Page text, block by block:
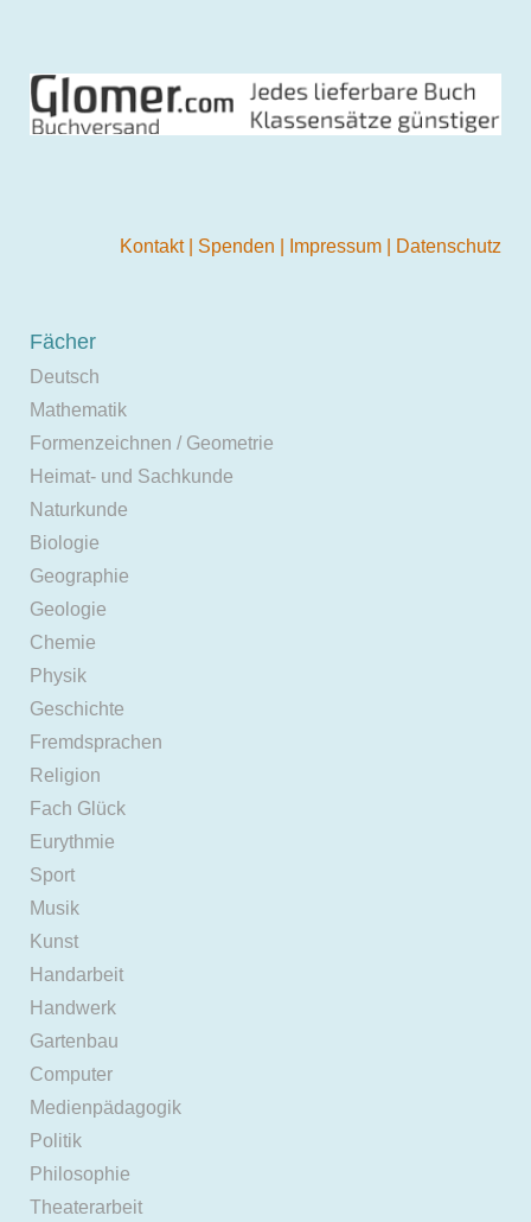
Kontakt Spenden Impressum Datenschutz
Fächer
Deutsch
Mathematik
Formenzeichnen / Geometrie
Heimat- und Sachkunde
Naturkunde
Biologie
Geographie
Geologie
Chemie
Physik
Geschichte
Fremdsprachen
Religion
Fach Glück
Eurythmie
Sport
Musik
Kunst
Handarbeit
Handwerk
Gartenbau
Computer
Medienpädagogik
Politik
Philosophie
Theaterarbeit